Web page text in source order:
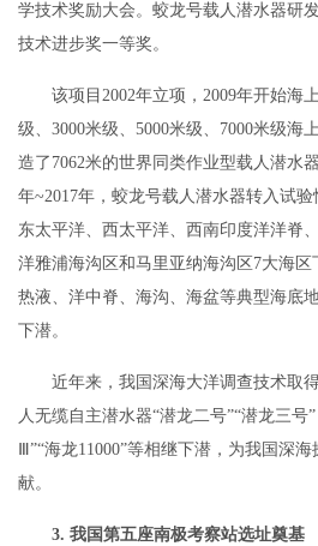
学技术奖励大会。蛟龙号载人潜水器研
技术进步奖一等奖。
该项目2002年立项，2009年开始海
级、3000米级、5000米级、7000米级海
造了7062米的世界同类作业型载人潜水
年~2017年，蛟龙号载人潜水器转入试验
东太平洋、西太平洋、西南印度洋洋脊
洋雅浦海沟区和马里亚纳海沟区7大海区
热液、洋中脊、海沟、海盆等典型海底
下潜。
近年来，我国深海大洋调查技术取
人无缆自主潜水器“潜龙二号”“潜龙三号
Ⅲ”“海龙11000”等相继下潜，为我国深
献。
3. 我国第五座南极考察站选址奠基